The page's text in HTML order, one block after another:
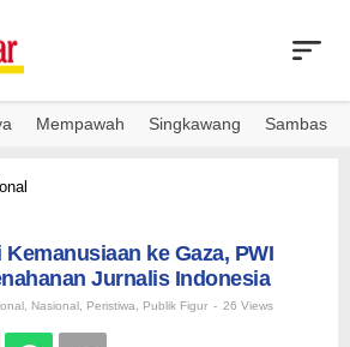
Mempawah Singkawang Sambas
Kemanusiaan
ke
PWI
Pusat
ke Gaza, PWI
Jurnalis Indonesia
Nasional Peristiwa Publik Figur - 26 Views